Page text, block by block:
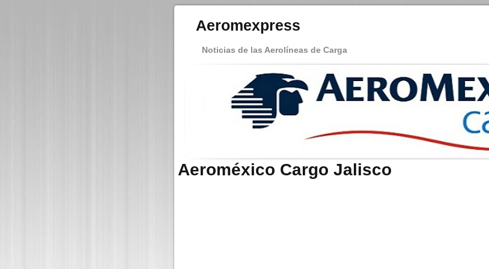
Aeromexpress
Noticias de las Aerolíneas de Carga
Aeroméxico Cargo Jalisco